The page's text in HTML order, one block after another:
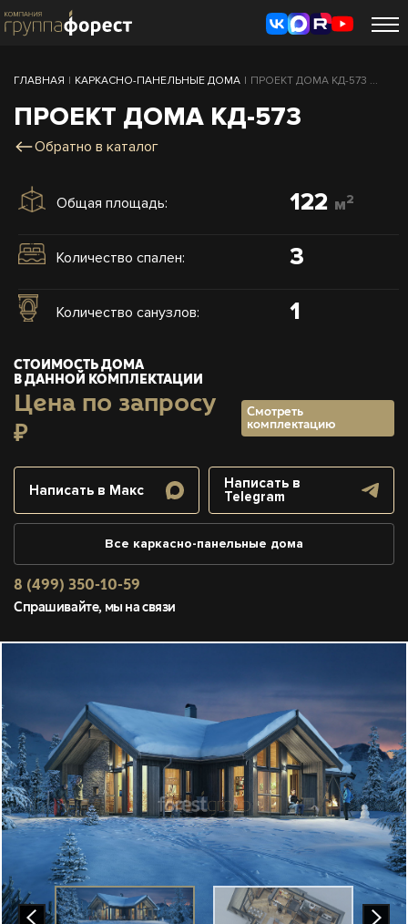
ГЛАВНАЯ | КАРКАСНО-ПАНЕЛЬНЫЕ ДОМА | ПРОЕКТ ДОМА КД-573 ...
ПРОЕКТ ДОМА КД-573
Обратно в каталог
Общая площадь: 122 м2
Количество спален: 3
Количество санузлов: 1
СТОИМОСТЬ ДОМА
В ДАННОЙ КОМПЛЕКТАЦИИ
Цена по запросу
₽
Смотреть
комплектацию
Написать в Макс
Написать в
Telegram
Все каркасно-панельные дома
8 (499) 350-10-59
Спрашивайте, мы на связи